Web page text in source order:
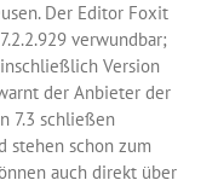
Der Editor Foxit
verwundbar;
Version
der Anbieter der
7.3 schließen
stehen schon zum
auch direkt über